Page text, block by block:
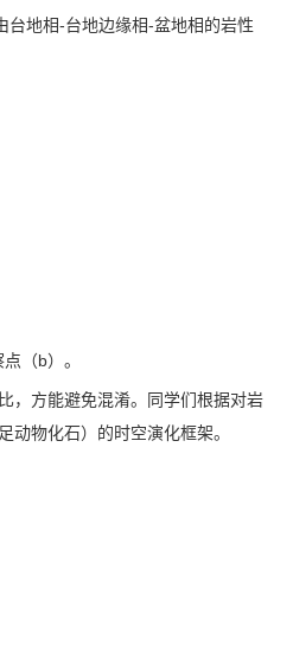
地相-台地边缘相-盆地相的岩性
（b）。
，方能避免混淆。同学们根据对岩
物化石）的时空演化框架。